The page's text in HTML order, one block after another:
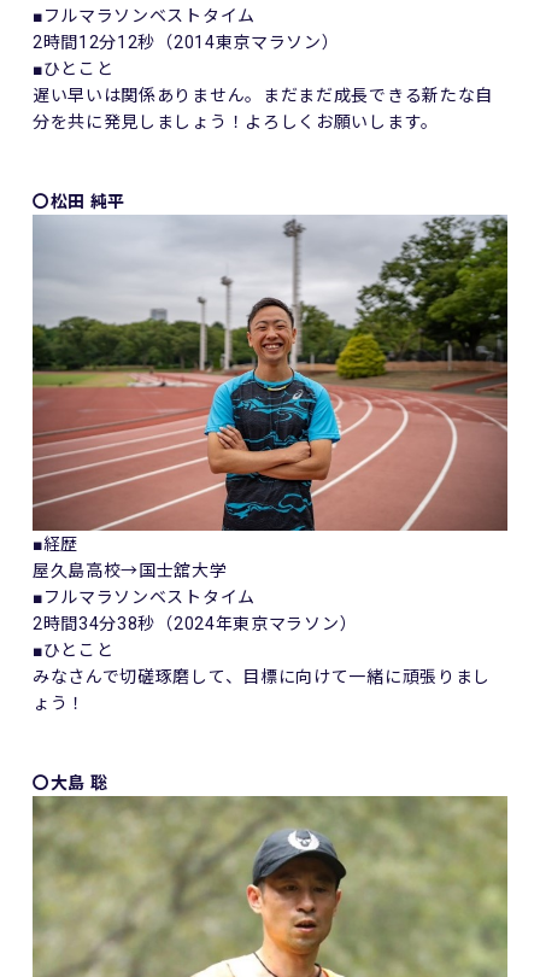
■フルマラソンベストタイム
2時間12分12秒（2014東京マラソン）
■ひとこと
遅い早いは関係ありません。まだまだ成長できる新たな自
分を共に発見しましょう！よろしくお願いします。
〇松田 純平
■経歴
屋久島高校→国士舘大学
■フルマラソンベストタイム
2時間34分38秒（2024年東京マラソン）
■ひとこと
みなさんで切磋琢磨して、目標に向けて一緒に頑張りまし
ょう！
〇大島 聡